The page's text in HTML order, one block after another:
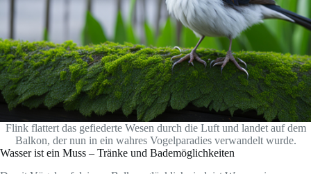
Flink flattert das gefiederte Wesen durch die Luft und landet auf dem
Balkon, der nun in ein wahres Vogelparadies verwandelt wurde.
Wasser ist ein Muss – Tränke und Bademöglichkeiten